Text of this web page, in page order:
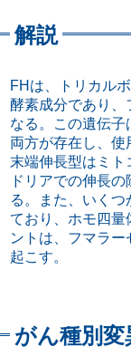
解説
FHは、トリカル
酵素成分であり、
なる。この遺伝
両方が存在し、使
末端伸長型はミト
ドリアでの伸長
る。また、いく
ており、ホモ四量
ントは、フマラ
起こす。
がん種別変